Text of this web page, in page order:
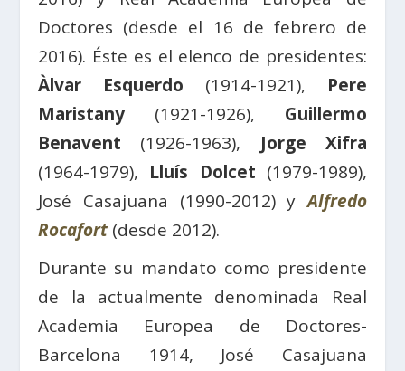
Doctores (desde el 16 de febrero de
2016). Éste es el elenco de presidentes:
Àlvar Esquerdo (1914-1921), Pere
Maristany (1921-1926), Guillermo
Benavent (1926-1963), Jorge Xifra
(1964-1979), Lluís Dolcet (1979-1989),
José Casajuana (1990-2012) yAlfredo
Rocafort (desde 2012).
Durante su mandato como presidente
de la actualmente denominada Real
Academia Europea de Doctores-
Barcelona 1914, José Casajuana